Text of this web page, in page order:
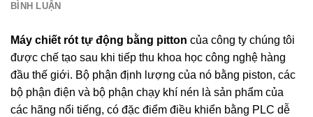
BÌNH LUẬN
Máy chiết rót tự động bằng pitton của công ty chúng tôi
được chế tạo sau khi tiếp thu khoa học công nghệ hàng
đầu thế giới. Bộ phận định lượng của nó bằng piston, các
bộ phận điện và bộ phận chạy khí nén là sản phẩm của
các hãng nổi tiếng, có đặc điểm điều khiển bằng PLC dễ